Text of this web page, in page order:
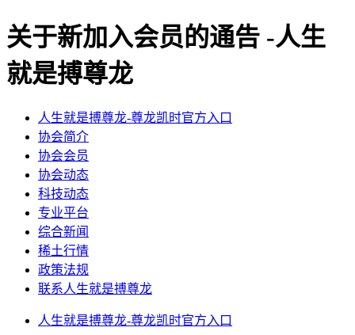
关于新加入会员的通告 -人生
就是搏尊龙
人生就是搏尊龙-尊龙凯时官方入口
协会简介
协会会员
协会动态
科技动态
专业平台
综合新闻
稀土行情
政策法规
联系人生就是搏尊龙
人生就是搏尊龙-尊龙凯时官方入口